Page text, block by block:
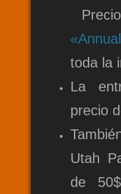
toda la
La
precio
Utah
de